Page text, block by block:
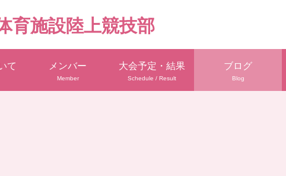
育施設陸上競技部
て メンバー
Member
大会予定・結果
Schedule / Result
ブログ
Blog